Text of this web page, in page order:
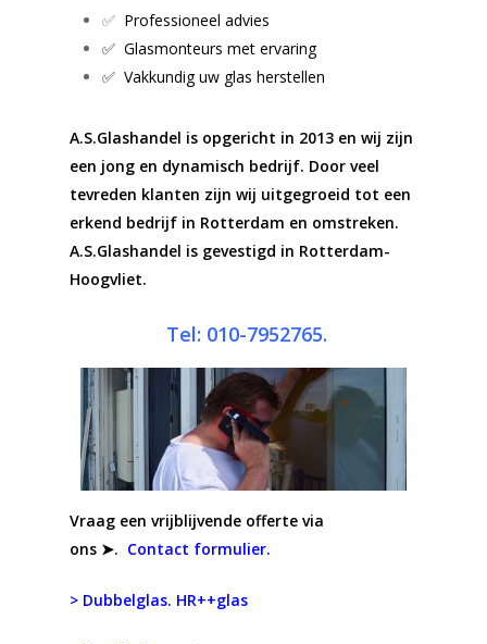
✅ Professioneel advies
✅ Glasmonteurs met ervaring
✅ Vakkundig uw glas herstellen
A.S.Glashandel is opgericht in 2013 en wij zijn
een jong en dynamisch bedrijf. Door veel
tevreden klanten zijn wij uitgegroeid tot een
erkend bedrijf in Rotterdam en omstreken.
A.S.Glashandel is gevestigd in Rotterdam-
Hoogvliet.
Tel: 010-7952765.
Vraag een vrijblijvende offerte via
ons ➤. Contact formulier.
> Dubbelglas. HR++glas